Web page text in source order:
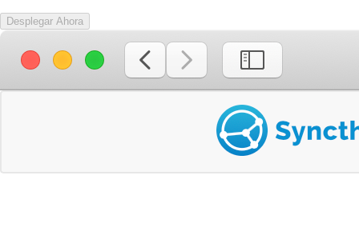
Desplegar Ahora